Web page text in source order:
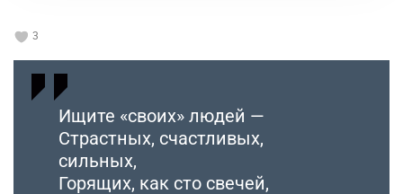
3
Ищите «своих» людей —
Страстных, счастливых,
сильных,
Горящих, как сто свечей,